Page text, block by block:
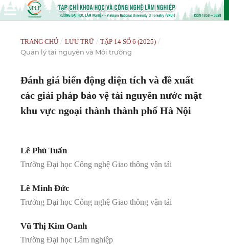
TRANG CHỦ / LƯU TRỮ / TẬP 14 SỐ 6 (2025) /
Quản lý tài nguyên và Môi trường
Đánh giá biến động diện tích và đề xuất
các giải pháp bảo vệ tài nguyên nước mặt
khu vực ngoại thành thành phố Hà Nội
Lê Phú Tuấn
Trường Đại học Công nghệ Giao thông vận tải
Lê Minh Đức
Trường Đại học Công nghệ Giao thông vận tải
Vũ Thị Kim Oanh
Trường Đại học Lâm nghiệp